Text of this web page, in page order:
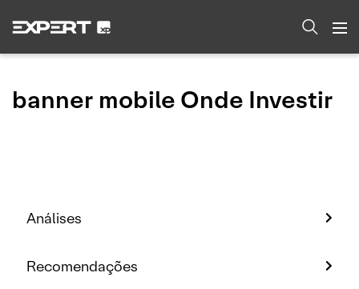
banner mobile Onde Investir
Análises
Recomendações